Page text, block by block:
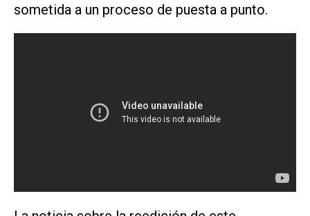
sometida a un proceso de puesta a punto.